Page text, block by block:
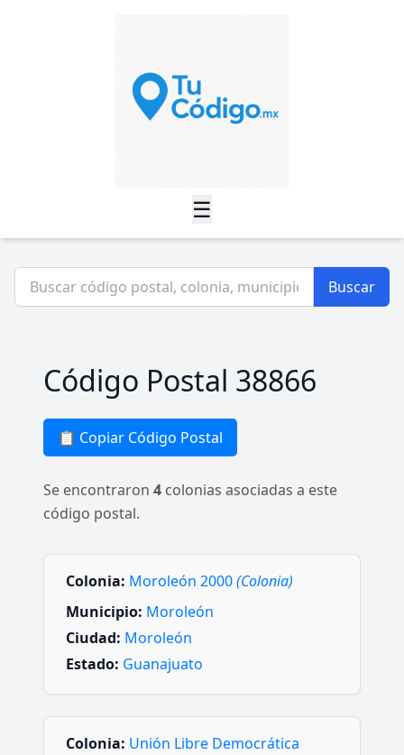
☰
Buscar
Código Postal 38866
📋 Copiar Código Postal
Se encontraron 4 colonias asociadas a este
código postal.
Colonia: Moroleón 2000(Colonia)
Municipio: Moroleón
Ciudad: Moroleón
Estado: Guanajuato
Colonia: Unión Libre Democrática